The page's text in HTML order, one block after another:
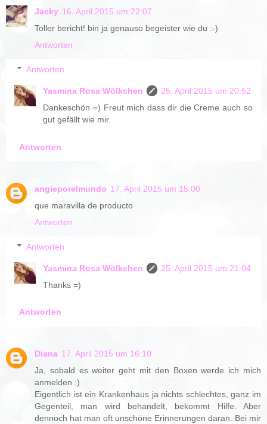
Jacky 16. April 2015 um 22:07
Toller bericht! bin ja genauso begeister wie du :-)
Antworten
Antworten
Yasmina Rosa Wölkchen
25. April 2015 um 20:52
Dankeschön =) Freut mich dass dir die Creme auch so
gut gefällt wie mir.
Antworten
angieporelmundo 17. April 2015 um 15:00
que maravilla de producto
Antworten
Antworten
Yasmina Rosa Wölkchen
25. April 2015 um 21:04
Thanks =)
Antworten
Diana 17. April 2015 um 16:10
Ja, sobald es weiter geht mit den Boxen werde ich mich
anmelden :)
Eigentlich ist ein Krankenhaus ja nichts schlechtes, ganz im
Gegenteil, man wird behandelt, bekommt Hilfe. Aber
dennoch hat man oft unschöne Erinnerungen daran. Bei mir